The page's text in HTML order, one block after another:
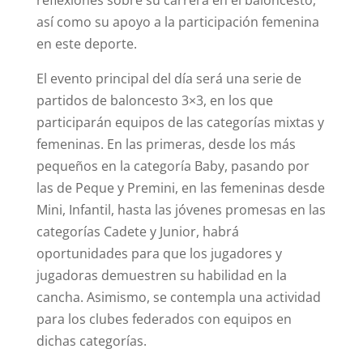
así como su apoyo a la participación femenina
en este deporte.
El evento principal del día será una serie de
partidos de baloncesto 3×3, en los que
participarán equipos de las categorías mixtas y
femeninas. En las primeras, desde los más
pequeños en la categoría Baby, pasando por
las de Peque y Premini, en las femeninas desde
Mini, Infantil, hasta las jóvenes promesas en las
categorías Cadete y Junior, habrá
oportunidades para que los jugadores y
jugadoras demuestren su habilidad en la
cancha. Asimismo, se contempla una actividad
para los clubes federados con equipos en
dichas categorías.